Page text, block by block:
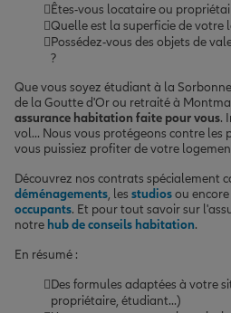
Êtes-vous locataire ou
Quelle est la superficie de votre
Possédez-vous des objets de
?
Que vous soyez étudiant à la
de la Goutte d'Or ou retraité à
assurance habitation faite pour vous.
vol... Nous vous protégeons contre les
vous puissiez profiter de votre
Découvrez nos contrats spécialement
déménagements, les studiosou encore
occupants. Et pour tout savoir sur
notre hub de conseils habitation.
En résumé :
Des formules adaptées à votre
propriétaire, étudiant...)